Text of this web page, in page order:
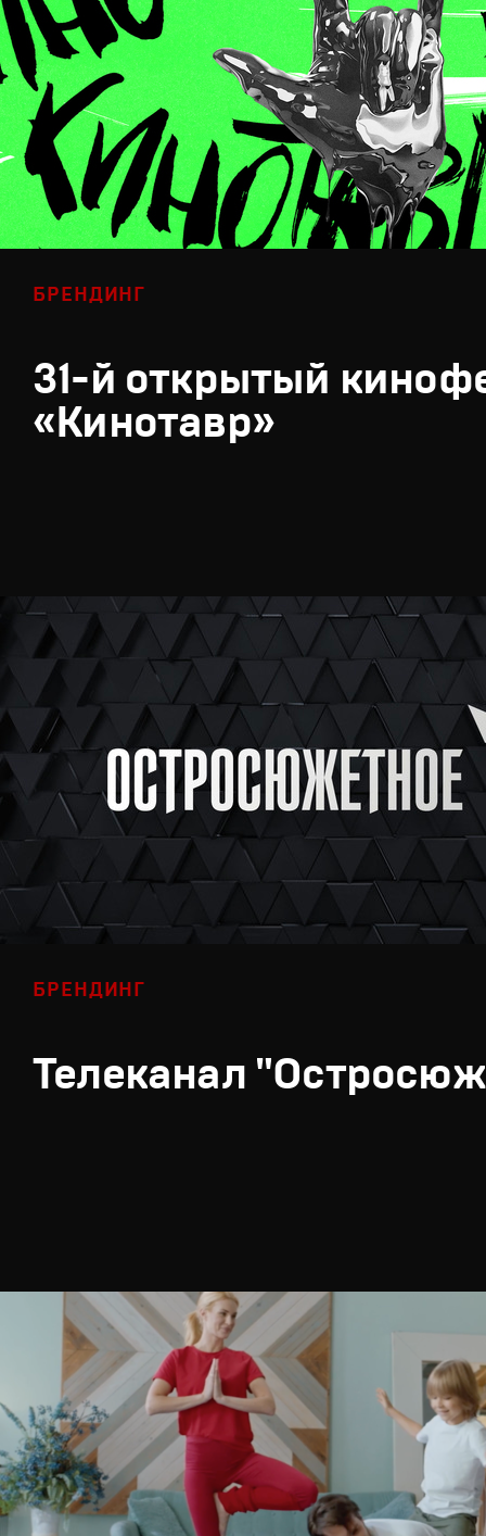
БРЕНДИНГ
31-й открытый
«Кинотавр»
БРЕНДИНГ
Телеканал